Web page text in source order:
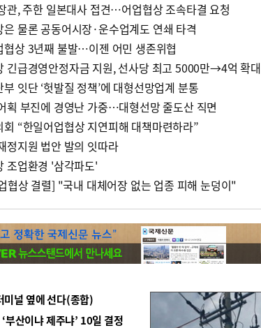
관, 주한 일본대사 접견…어업협상 조속타결 요청
은 물론 공동어시장·운수업계도 연쇄 타격
협상 3년째 불발…이젠 어민 생존위협
긴급경영안정자금 지원, 선사당 최고 5000만→4억 확대
잇단 ‘헛발질 정책’에 대형선망업계 분통
획 부진에 경영난 가중…대형선망 줄도산 직면
회 “한일어업협상 지연피해 대책마련하라”
정지원 법안 발의 잇따라
조업환경 '삼각파도'
협상 결렬] "국내 대체어장 없는 업종 피해 눈덩이"
널 옆에 선다(종합)
산이냐 제주냐’ 10일 결정